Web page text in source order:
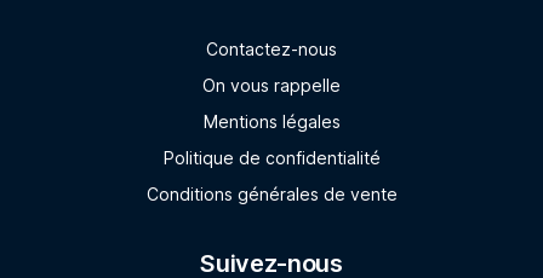
Contactez-nous
On vous rappelle
Mentions légales
Politique de confidentialité
Conditions générales de vente
Suivez-nous